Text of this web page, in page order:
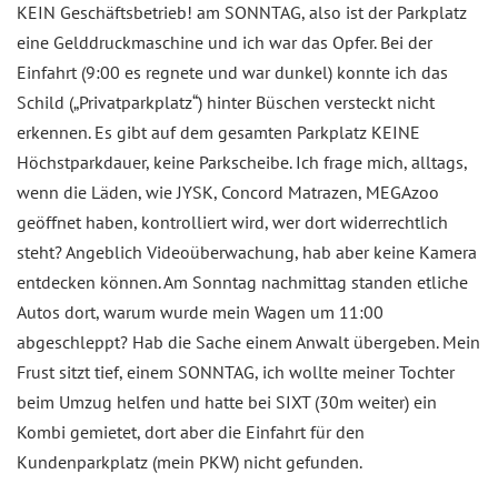
KEIN Geschäftsbetrieb! am SONNTAG, also ist der Parkplatz
eine Gelddruckmaschine und ich war das Opfer. Bei der
Einfahrt (9:00 es regnete und war dunkel) konnte ich das
Schild („Privatparkplatz“) hinter Büschen versteckt nicht
erkennen. Es gibt auf dem gesamten Parkplatz KEINE
Höchstparkdauer, keine Parkscheibe. Ich frage mich, alltags,
wenn die Läden, wie JYSK, Concord Matrazen, MEGAzoo
geöffnet haben, kontrolliert wird, wer dort widerrechtlich
steht? Angeblich Videoüberwachung, hab aber keine Kamera
entdecken können. Am Sonntag nachmittag standen etliche
Autos dort, warum wurde mein Wagen um 11:00
abgeschleppt? Hab die Sache einem Anwalt übergeben. Mein
Frust sitzt tief, einem SONNTAG, ich wollte meiner Tochter
beim Umzug helfen und hatte bei SIXT (30m weiter) ein
Kombi gemietet, dort aber die Einfahrt für den
Kundenparkplatz (mein PKW) nicht gefunden.